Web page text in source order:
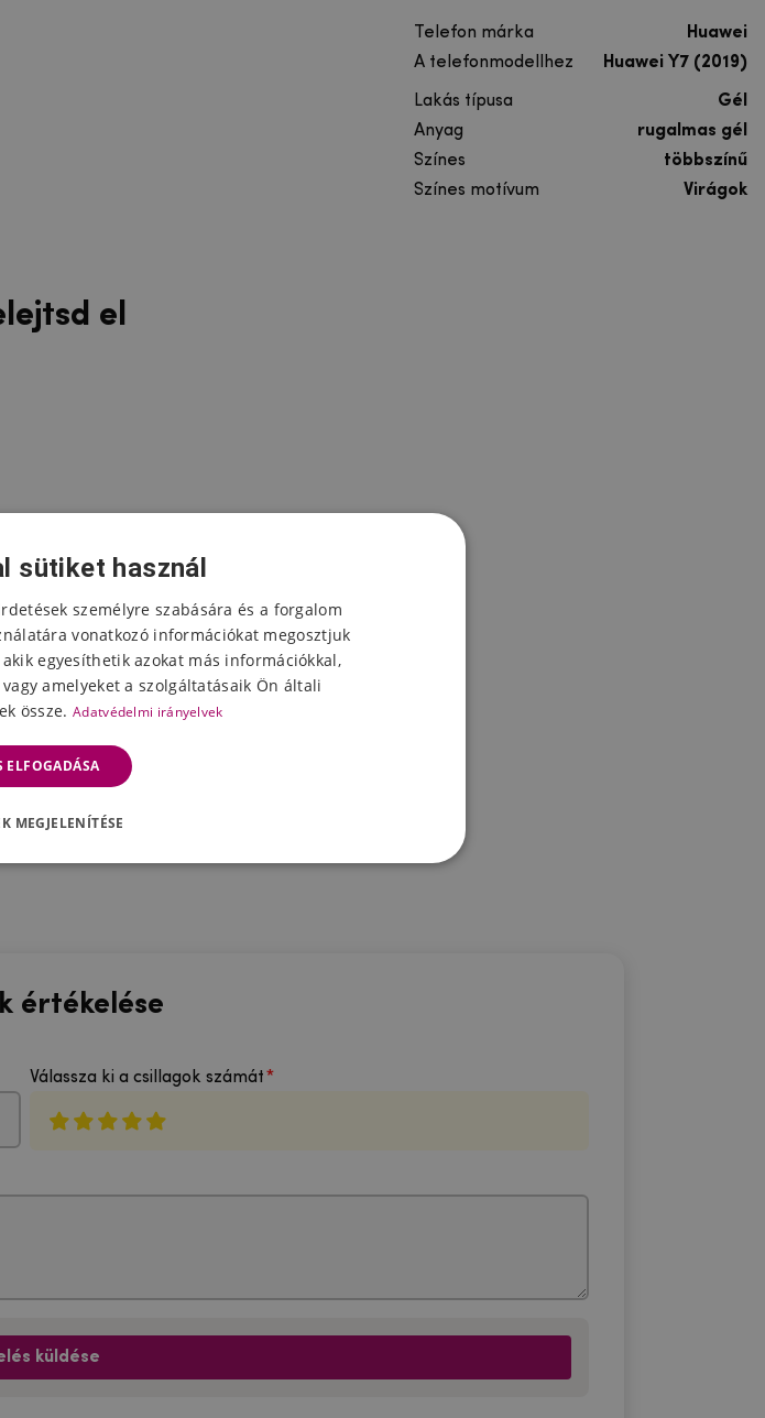
Telefon márka
Huawei
A telefonmodellhez
Huawei Y7 (2019)
Lakás típusa
Gél
Anyag
rugalmas gél
Színes
többszínű
Színes motívum
Virágok
el
értékelése
Válassza ki a csillagok számát
küldése
sütiket használ
személyre szabására és a forgalom
vonatkozó információkat megosztjuk
egyesíthetik azokat más információkkal,
amelyeket a szolgáltatásaik Ön általi
össze. Adatvédelmi irányelvek
ELFOGADÁSA
MEGJELENÍTÉSE